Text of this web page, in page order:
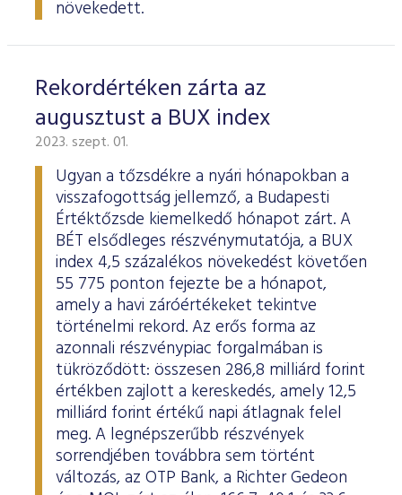
növekedett.
Rekordértéken zárta az
augusztust a BUX index
2023. szept. 01.
Ugyan a tőzsdékre a nyári hónapokban a
visszafogottság jellemző, a Budapesti
Értéktőzsde kiemelkedő hónapot zárt. A
BÉT elsődleges részvénymutatója, a BUX
index 4,5 százalékos növekedést követően
55 775 ponton fejezte be a hónapot,
amely a havi záróértékeket tekintve
történelmi rekord. Az erős forma az
azonnali részvénypiac forgalmában is
tükröződött: összesen 286,8 milliárd forint
értékben zajlott a kereskedés, amely 12,5
milliárd forint értékű napi átlagnak felel
meg. A legnépszerűbb részvények
sorrendjében továbbra sem történt
változás, az OTP Bank, a Richter Gedeon